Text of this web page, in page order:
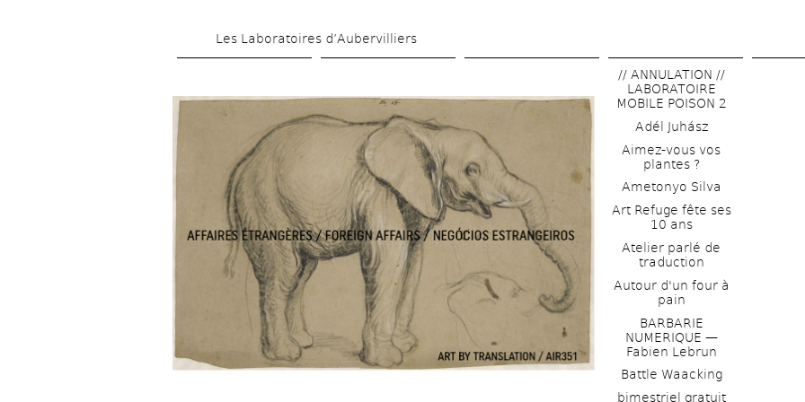
main
Les Laboratoires d’Aubervilliers
// ANNULATION //
LABORATOIRE
MOBILE POISON 2
Adél Juhász
Aimez-vous vos
plantes ?
Ametonyo Silva
Art Refuge fête ses
10 ans
Atelier parlé de
traduction
Autour d'un four à
pain
BARBARIE
NUMERIQUE —
Fabien Lebrun
Battle Waacking
bimestriel gratuit